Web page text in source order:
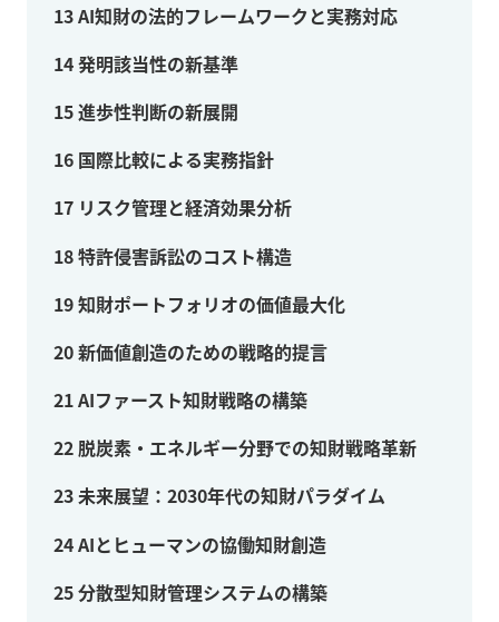
13AI知財の法的フレームワークと実務対応
14発明該当性の新基準
15進歩性判断の新展開
16 国際比較による実務指針
17 リスク管理と経済効果分析
18特許侵害訴訟のコスト構造
19知財ポートフォリオの価値最大化
20新価値創造のための戦略的提言
21AIファースト知財戦略の構築
22脱炭素・エネルギー分野での知財戦略革新
23未来展望：2030年代の知財パラダイム
24AIとヒューマンの協働知財創造
25分散型知財管理システムの構築